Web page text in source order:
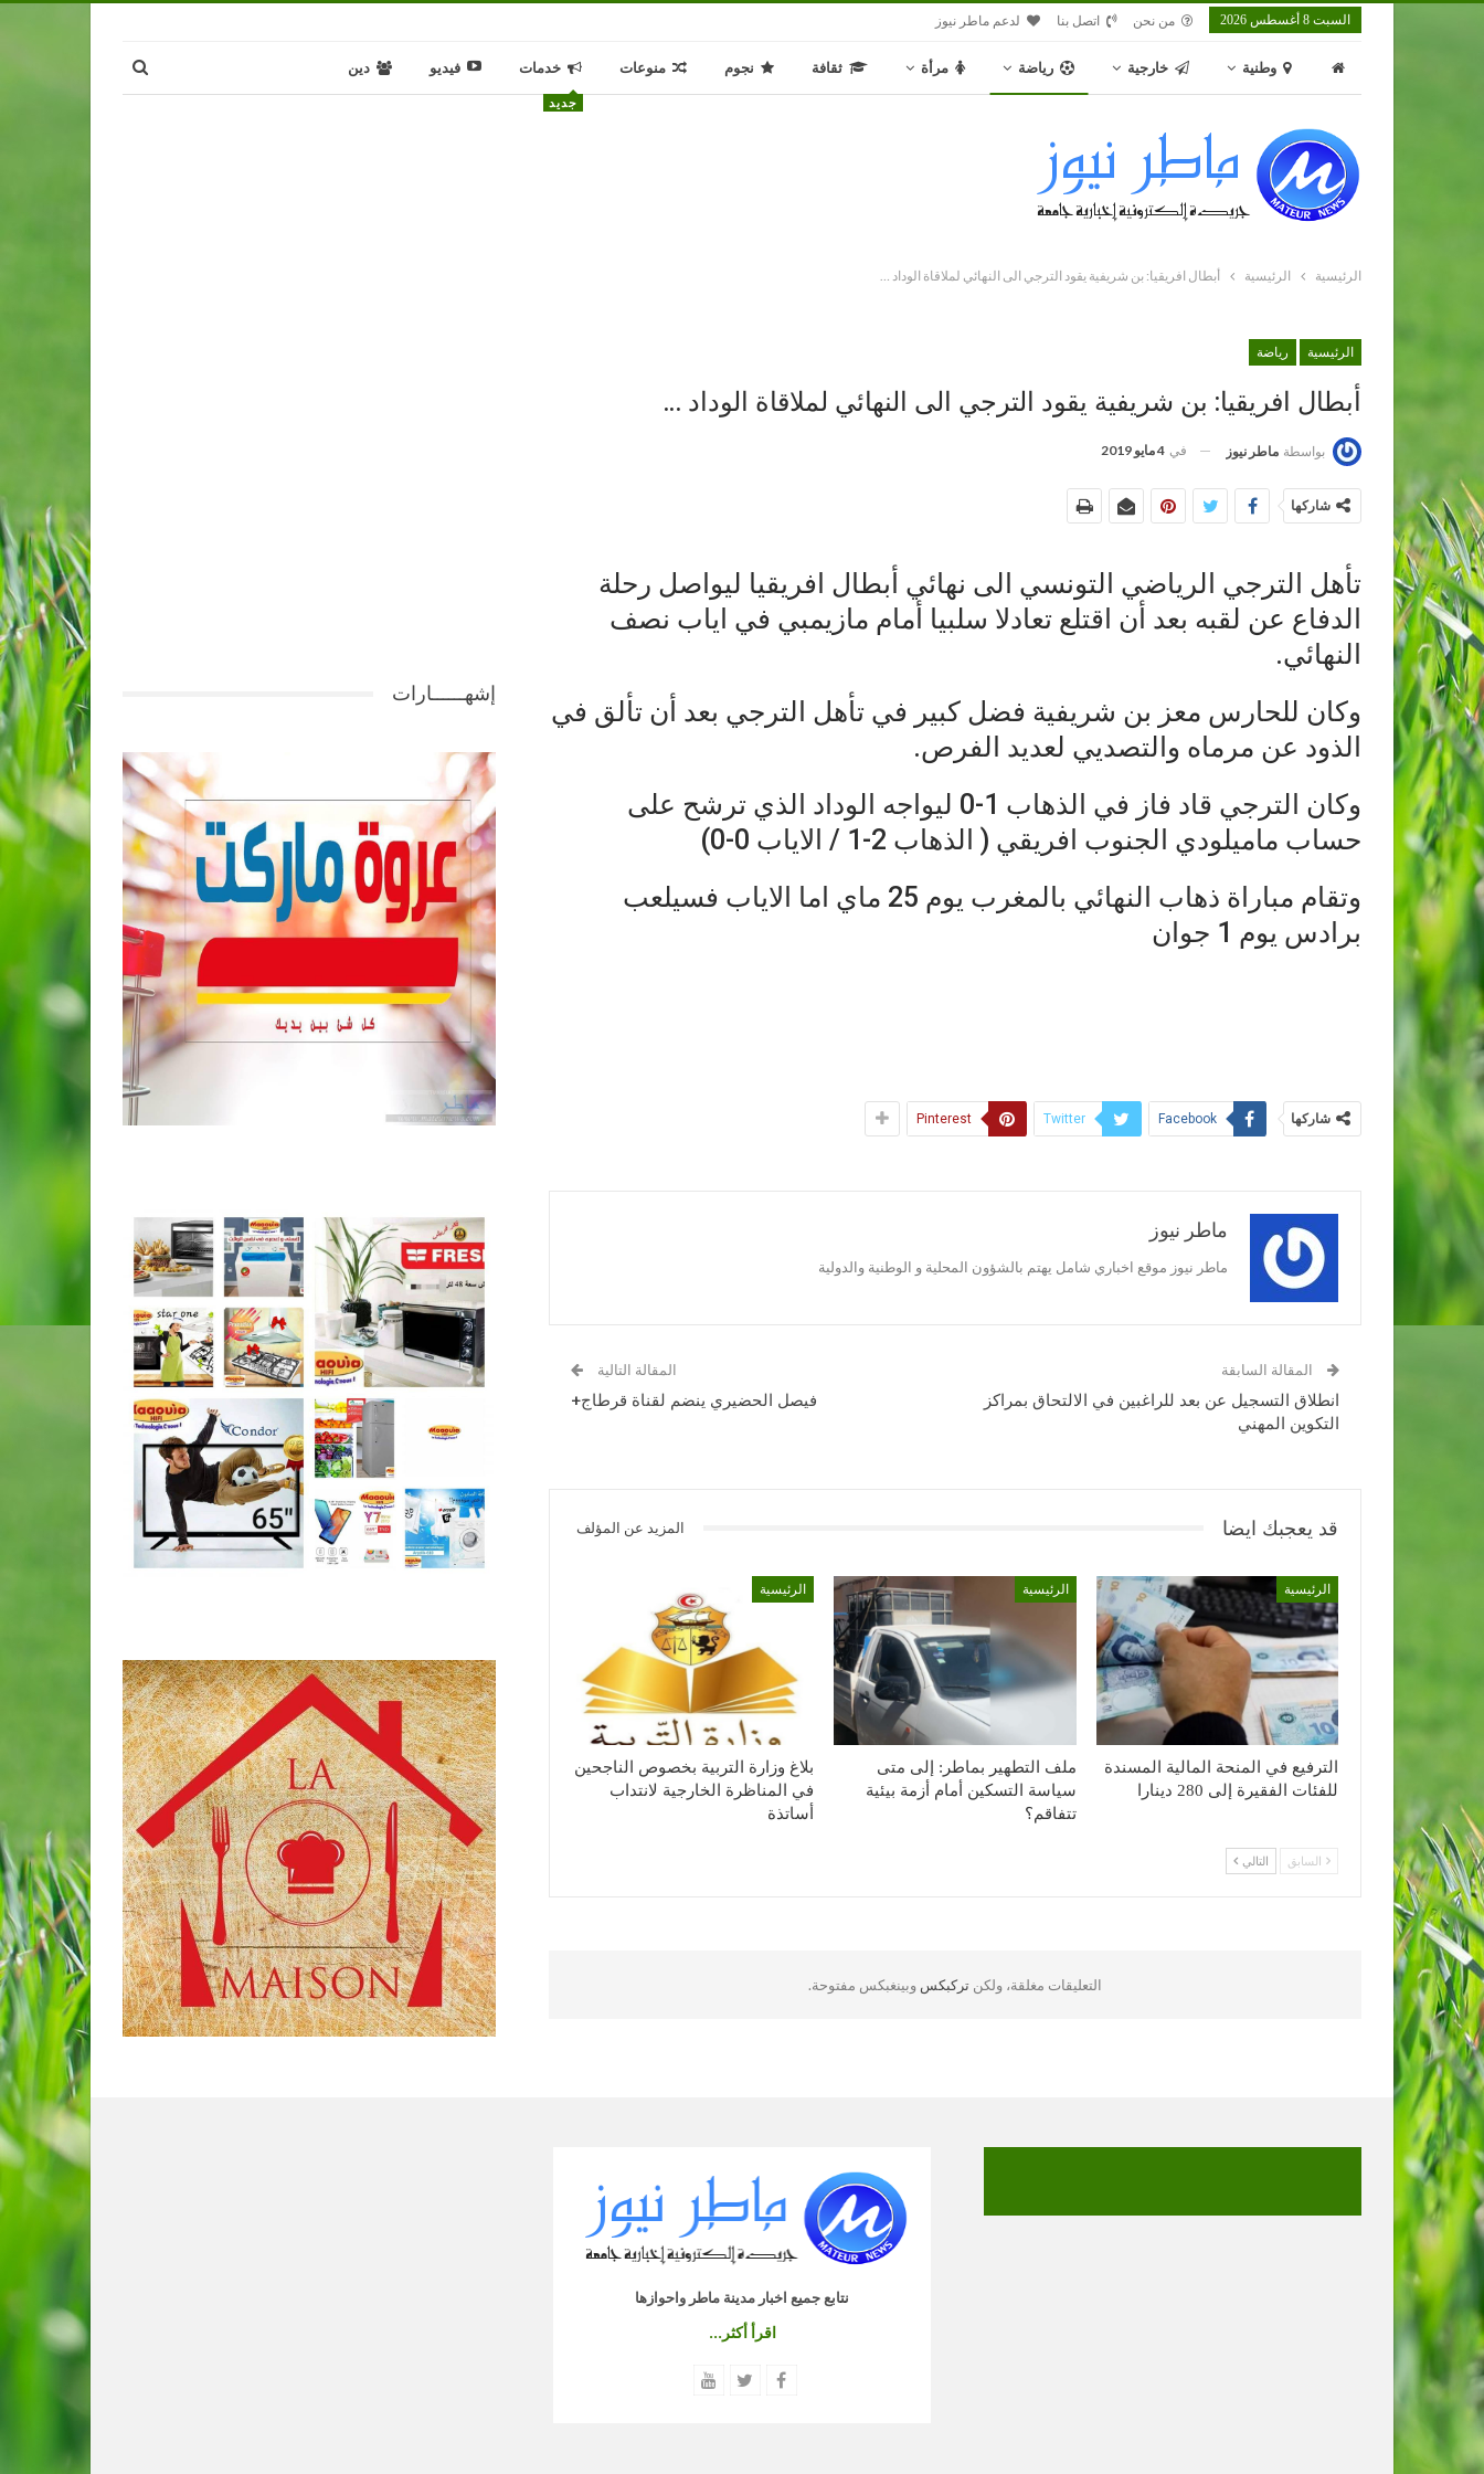
السبت 8 أغسطس 2026 من نحن اتصل بنا لدعم ماطر نيوز
وطنية خارجية رياضة مرأة ثقافة نجوم منوعات خدمات
جديد
فيديو دين
الرئيسية الرئيسية أبطال افريقيا: بن شريفية يقود الترجي الى النهائي لملاقاة الوداد …
الرئيسية رياضة
أبطال افريقيا: بن شريفية يقود الترجي الى النهائي لملاقاة الوداد …
بواسطة ماطر نيوز في 4 مايو 2019
شاركها
تأهل الترجي الرياضي التونسي الى نهائي أبطال افريقيا ليواصل رحلة
الدفاع عن لقبه بعد أن اقتلع تعادلا سلبيا أمام مازيمبي في اياب نصف
النهائي.
وكان للحارس معز بن شريفية فضل كبير في تأهل الترجي بعد أن تألق في
الذود عن مرماه والتصديي لعديد الفرص.
وكان الترجي قاد فاز في الذهاب 1-0 ليواجه الوداد الذي ترشح على
حساب ماميلودي الجنوب افريقي ( الذهاب 2-1 / الاياب 0-0)
وتقام مباراة ذهاب النهائي بالمغرب يوم 25 ماي اما الاياب فسيلعب
برادس يوم 1 جوان
شاركها Facebook
Twitter
Pinterest
ماطر نيوز
ماطر نيوز موقع اخباري شامل يهتم بالشؤون المحلية و الوطنية والدولية
المقالة السابقة
انطلاق التسجيل عن بعد للراغبين في الالتحاق بمراكز
التكوين المهني
المقالة التالية
فيصل الحضيري ينضم لقناة قرطاج+
قد يعجبك ايضا المزيد عن المؤلف
الرئيسية
الترفيع في المنحة المالية المسندة
للفئات الفقيرة إلى 280 دينارا
الرئيسية
ملف التطهير بماطر: إلى متى
سياسة التسكين أمام أزمة بيئية
تتفاقم؟
الرئيسية
بلاغ وزارة التربية بخصوص الناجحين
في المناظرة الخارجية لانتداب
أساتذة
السابق التالي
التعليقات مغلقة، ولكن تركبكس وبينغبكس مفتوحة.
إشهــــــارات
نتابع جميع اخبار مدينة ماطر واحوازها
اقرأ أكثر...